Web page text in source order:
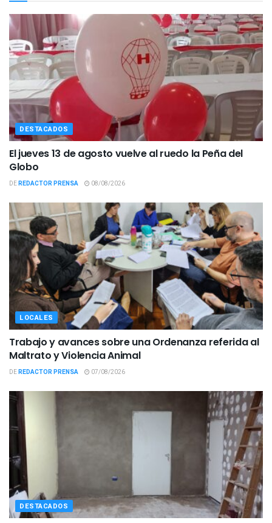
DESTACADOS
El jueves 13 de agosto vuelve al ruedo la Peña del
Globo
DEREDACTOR PRENSA 08/08/2026
LOCALES
Trabajo y avances sobre una Ordenanza referida al
Maltrato y Violencia Animal
DEREDACTOR PRENSA 07/08/2026
DESTACADOS